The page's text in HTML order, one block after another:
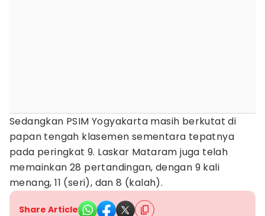
Sedangkan PSIM Yogyakarta masih berkutat di
papan tengah klasemen sementara tepatnya
pada peringkat 9. Laskar Mataram juga telah
memainkan 28 pertandingan, dengan 9 kali
menang, 11 (seri), dan 8 (kalah).
Share Article